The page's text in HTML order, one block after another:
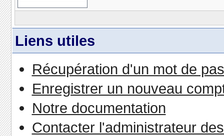
Liens utiles
Récupération d'un mot de
Enregistrer un nouveau
Notre documentation
Contacter l'administrateur